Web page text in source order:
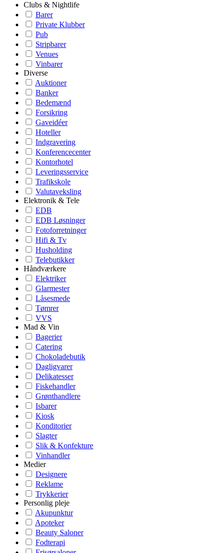
Clubs & Nightlife
Barer
Private Klubber
Pub
Stripbarer
Venues
Vinbarer
Diverse
Auktioner
Banker
Bedemænd
Forsikring
Gaveidéer
Hoteller
Indgravering
Konferencecenter
Kontorhotel
Leveringsservice
Trafikskole
Valutaveksling
Elektronik & Tele
EDB
EDB Løsninger
Fotoforretninger
Hifi & Tv
Husholding
Telebutikker
Håndværkere
Elektriker
Glarmester
Låsesmede
Tømrer
VVS
Mad & Vin
Bagerier
Catering
Chokoladebutik
Dagligvarer
Delikatesser
Fiskehandler
Grønthandlere
Isbarer
Kiosk
Konditorier
Slagter
Slik & Konfekture
Vinhandler
Medier
Designere
Reklame
Trykkerier
Personlig pleje
Akupunktur
Apoteker
Beauty Saloner
Fodterapi